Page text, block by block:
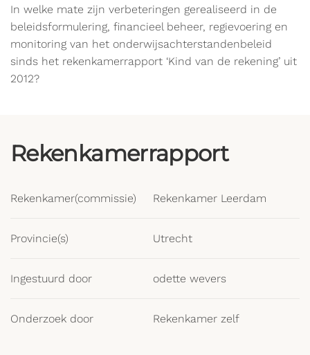
In welke mate zijn verbeteringen gerealiseerd in de
beleidsformulering, financieel beheer, regievoering en
monitoring van het onderwijsachterstandenbeleid
sinds het rekenkamerrapport ‘Kind van de rekening’ uit
2012?
Rekenkamerrapport
Rekenkamer(commissie) Rekenkamer Leerdam
Provincie(s) Utrecht
Ingestuurd door odette wevers
Onderzoek door Rekenkamer zelf